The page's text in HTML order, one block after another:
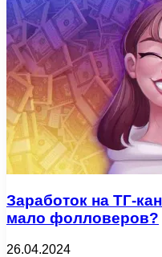
Заработок на ТГ-
мало фолловеров?
26.04.2024